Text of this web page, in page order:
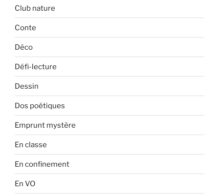
Club nature
Conte
Déco
Défi-lecture
Dessin
Dos poétiques
Emprunt mystère
En classe
En confinement
En VO